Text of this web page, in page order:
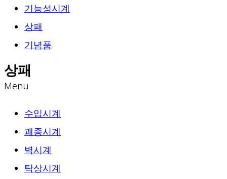
기능성시계
상패
기념품
상패
Menu
수입시계
괘종시계
벽시계
탁상시계